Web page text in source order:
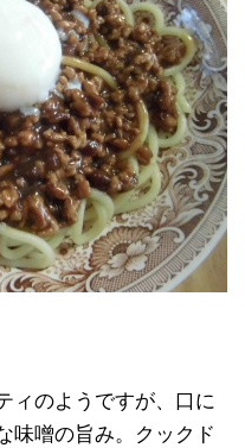
ィのようですが、口に
味噌の旨み。クックド